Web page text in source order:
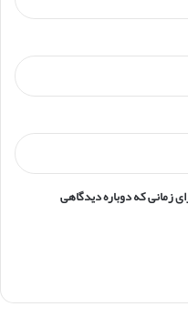
زمانی که دوباره دیدگاهی